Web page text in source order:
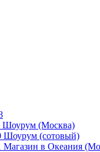
Шоурум (Москва)
Шоурум (сотовый)
Магазин в Океания